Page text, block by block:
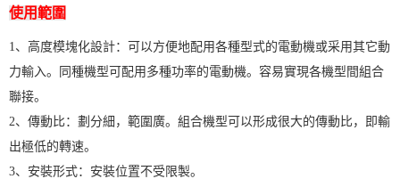
使用範圍
1、高度模塊化設計：可以方便地配用各種型式的電動機或采用其它動
力輸入。同種機型可配用多種功率的電動機。容易實現各機型間組合
聯接。
2、傳動比：劃分細，範圍廣。組合機型可以形成很大的傳動比，即輸
出極低的轉速。
3、安裝形式：安裝位置不受限製。